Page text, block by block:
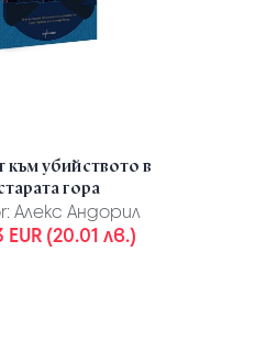
към убийството в
гора
Алекс Андорил
EUR (20.01 лв.)